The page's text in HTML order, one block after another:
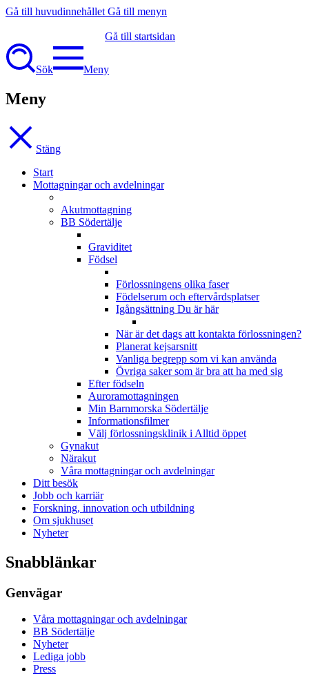
Gå till huvudinnehållet Gå till menyn
Gå till startsidan
Sök Meny
Meny
Stäng
Start
Mottagningar och avdelningar
Akutmottagning
BB Södertälje
Graviditet
Födsel
Förlossningens olika faser
Födelserum och eftervårdsplatser
Igångsättning Du är här
När är det dags att kontakta förlossningen?
Planerat kejsarsnitt
Vanliga begrepp som vi kan använda
Övriga saker som är bra att ha med sig
Efter födseln
Auroramottagningen
Min Barnmorska Södertälje
Informationsfilmer
Välj förlossningsklinik i Alltid öppet
Gynakut
Närakut
Våra mottagningar och avdelningar
Ditt besök
Jobb och karriär
Forskning, innovation och utbildning
Om sjukhuset
Nyheter
Snabblänkar
Genvägar
Våra mottagningar och avdelningar
BB Södertälje
Nyheter
Lediga jobb
Press